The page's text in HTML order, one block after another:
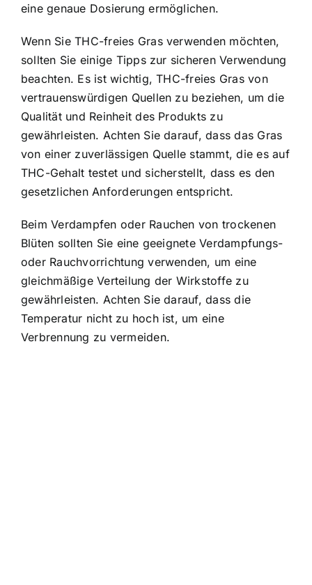
eine genaue Dosierung ermöglichen.
Wenn Sie THC-freies Gras verwenden möchten,
sollten Sie einige Tipps zur sicheren Verwendung
beachten. Es ist wichtig, THC-freies Gras von
vertrauenswürdigen Quellen zu beziehen, um die
Qualität und Reinheit des Produkts zu
gewährleisten. Achten Sie darauf, dass das Gras
von einer zuverlässigen Quelle stammt, die es auf
THC-Gehalt testet und sicherstellt, dass es den
gesetzlichen Anforderungen entspricht.
Beim Verdampfen oder Rauchen von trockenen
Blüten sollten Sie eine geeignete Verdampfungs-
oder Rauchvorrichtung verwenden, um eine
gleichmäßige Verteilung der Wirkstoffe zu
gewährleisten. Achten Sie darauf, dass die
Temperatur nicht zu hoch ist, um eine
Verbrennung zu vermeiden.